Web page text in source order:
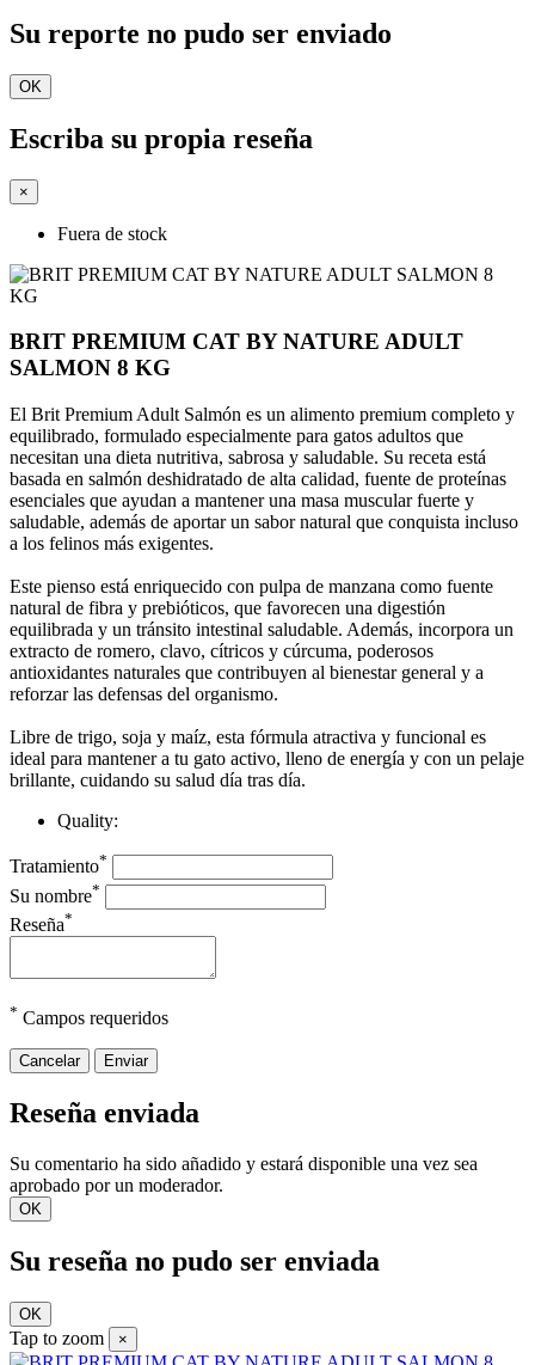
Su reporte no pudo ser enviado
OK
Escriba su propia reseña
×
Fuera de stock
BRIT PREMIUM CAT BY NATURE ADULT
SALMON 8 KG
El Brit Premium Adult Salmón es un alimento premium completo y
equilibrado, formulado especialmente para gatos adultos que
necesitan una dieta nutritiva, sabrosa y saludable. Su receta está
basada en salmón deshidratado de alta calidad, fuente de proteínas
esenciales que ayudan a mantener una masa muscular fuerte y
saludable, además de aportar un sabor natural que conquista incluso
a los felinos más exigentes.
Este pienso está enriquecido con pulpa de manzana como fuente
natural de fibra y prebióticos, que favorecen una digestión
equilibrada y un tránsito intestinal saludable. Además, incorpora un
extracto de romero, clavo, cítricos y cúrcuma, poderosos
antioxidantes naturales que contribuyen al bienestar general y a
reforzar las defensas del organismo.
Libre de trigo, soja y maíz, esta fórmula atractiva y funcional es
ideal para mantener a tu gato activo, lleno de energía y con un pelaje
brillante, cuidando su salud día tras día.
Quality:
Tratamiento*
Su nombre*
Reseña*
* Campos requeridos
Cancelar Enviar
Reseña enviada
Su comentario ha sido añadido y estará disponible una vez sea
aprobado por un moderador.
OK
Su reseña no pudo ser enviada
OK
Tap to zoom ×